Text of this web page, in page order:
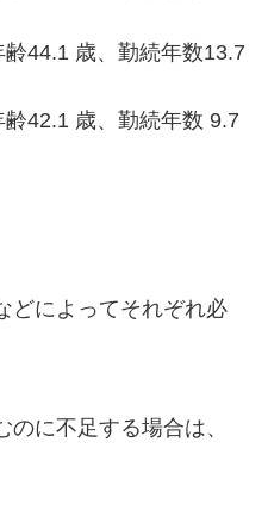
44.1 歳、勤続年数13.7
42.1 歳、勤続年数 9.7
どによってそれぞれ必
に不足する場合は、